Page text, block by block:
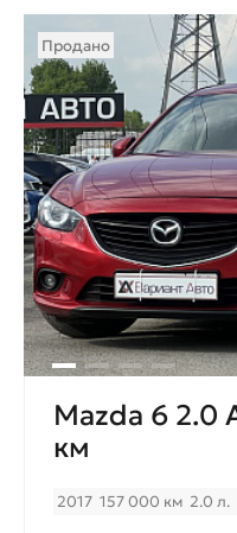
Продано
Mazda 6 2.0
км
2017 157 000 км 2.0 л.